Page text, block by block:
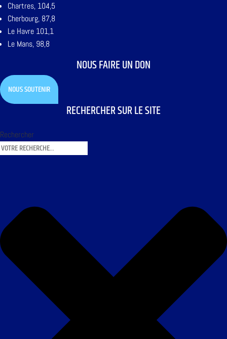
Chartres, 104,5
Cherbourg, 87,8
Le Havre 101,1
Le Mans, 98,8
NOUS FAIRE UN DON
NOUS SOUTENIR
RECHERCHER SUR LE SITE
Rechercher